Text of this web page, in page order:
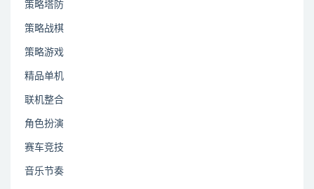
策略塔防
策略战棋
策略游戏
精品单机
联机整合
角色扮演
赛车竞技
音乐节奏